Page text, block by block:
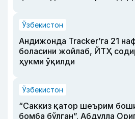
Ўзбекистон
Андижонда Tracker’га 21
боласини жойлаб, ЙТҲ
ҳукми ўқилди
Ўзбекистон
“Саккиз қатор шеърим
бомба бўлган”. Абдулла